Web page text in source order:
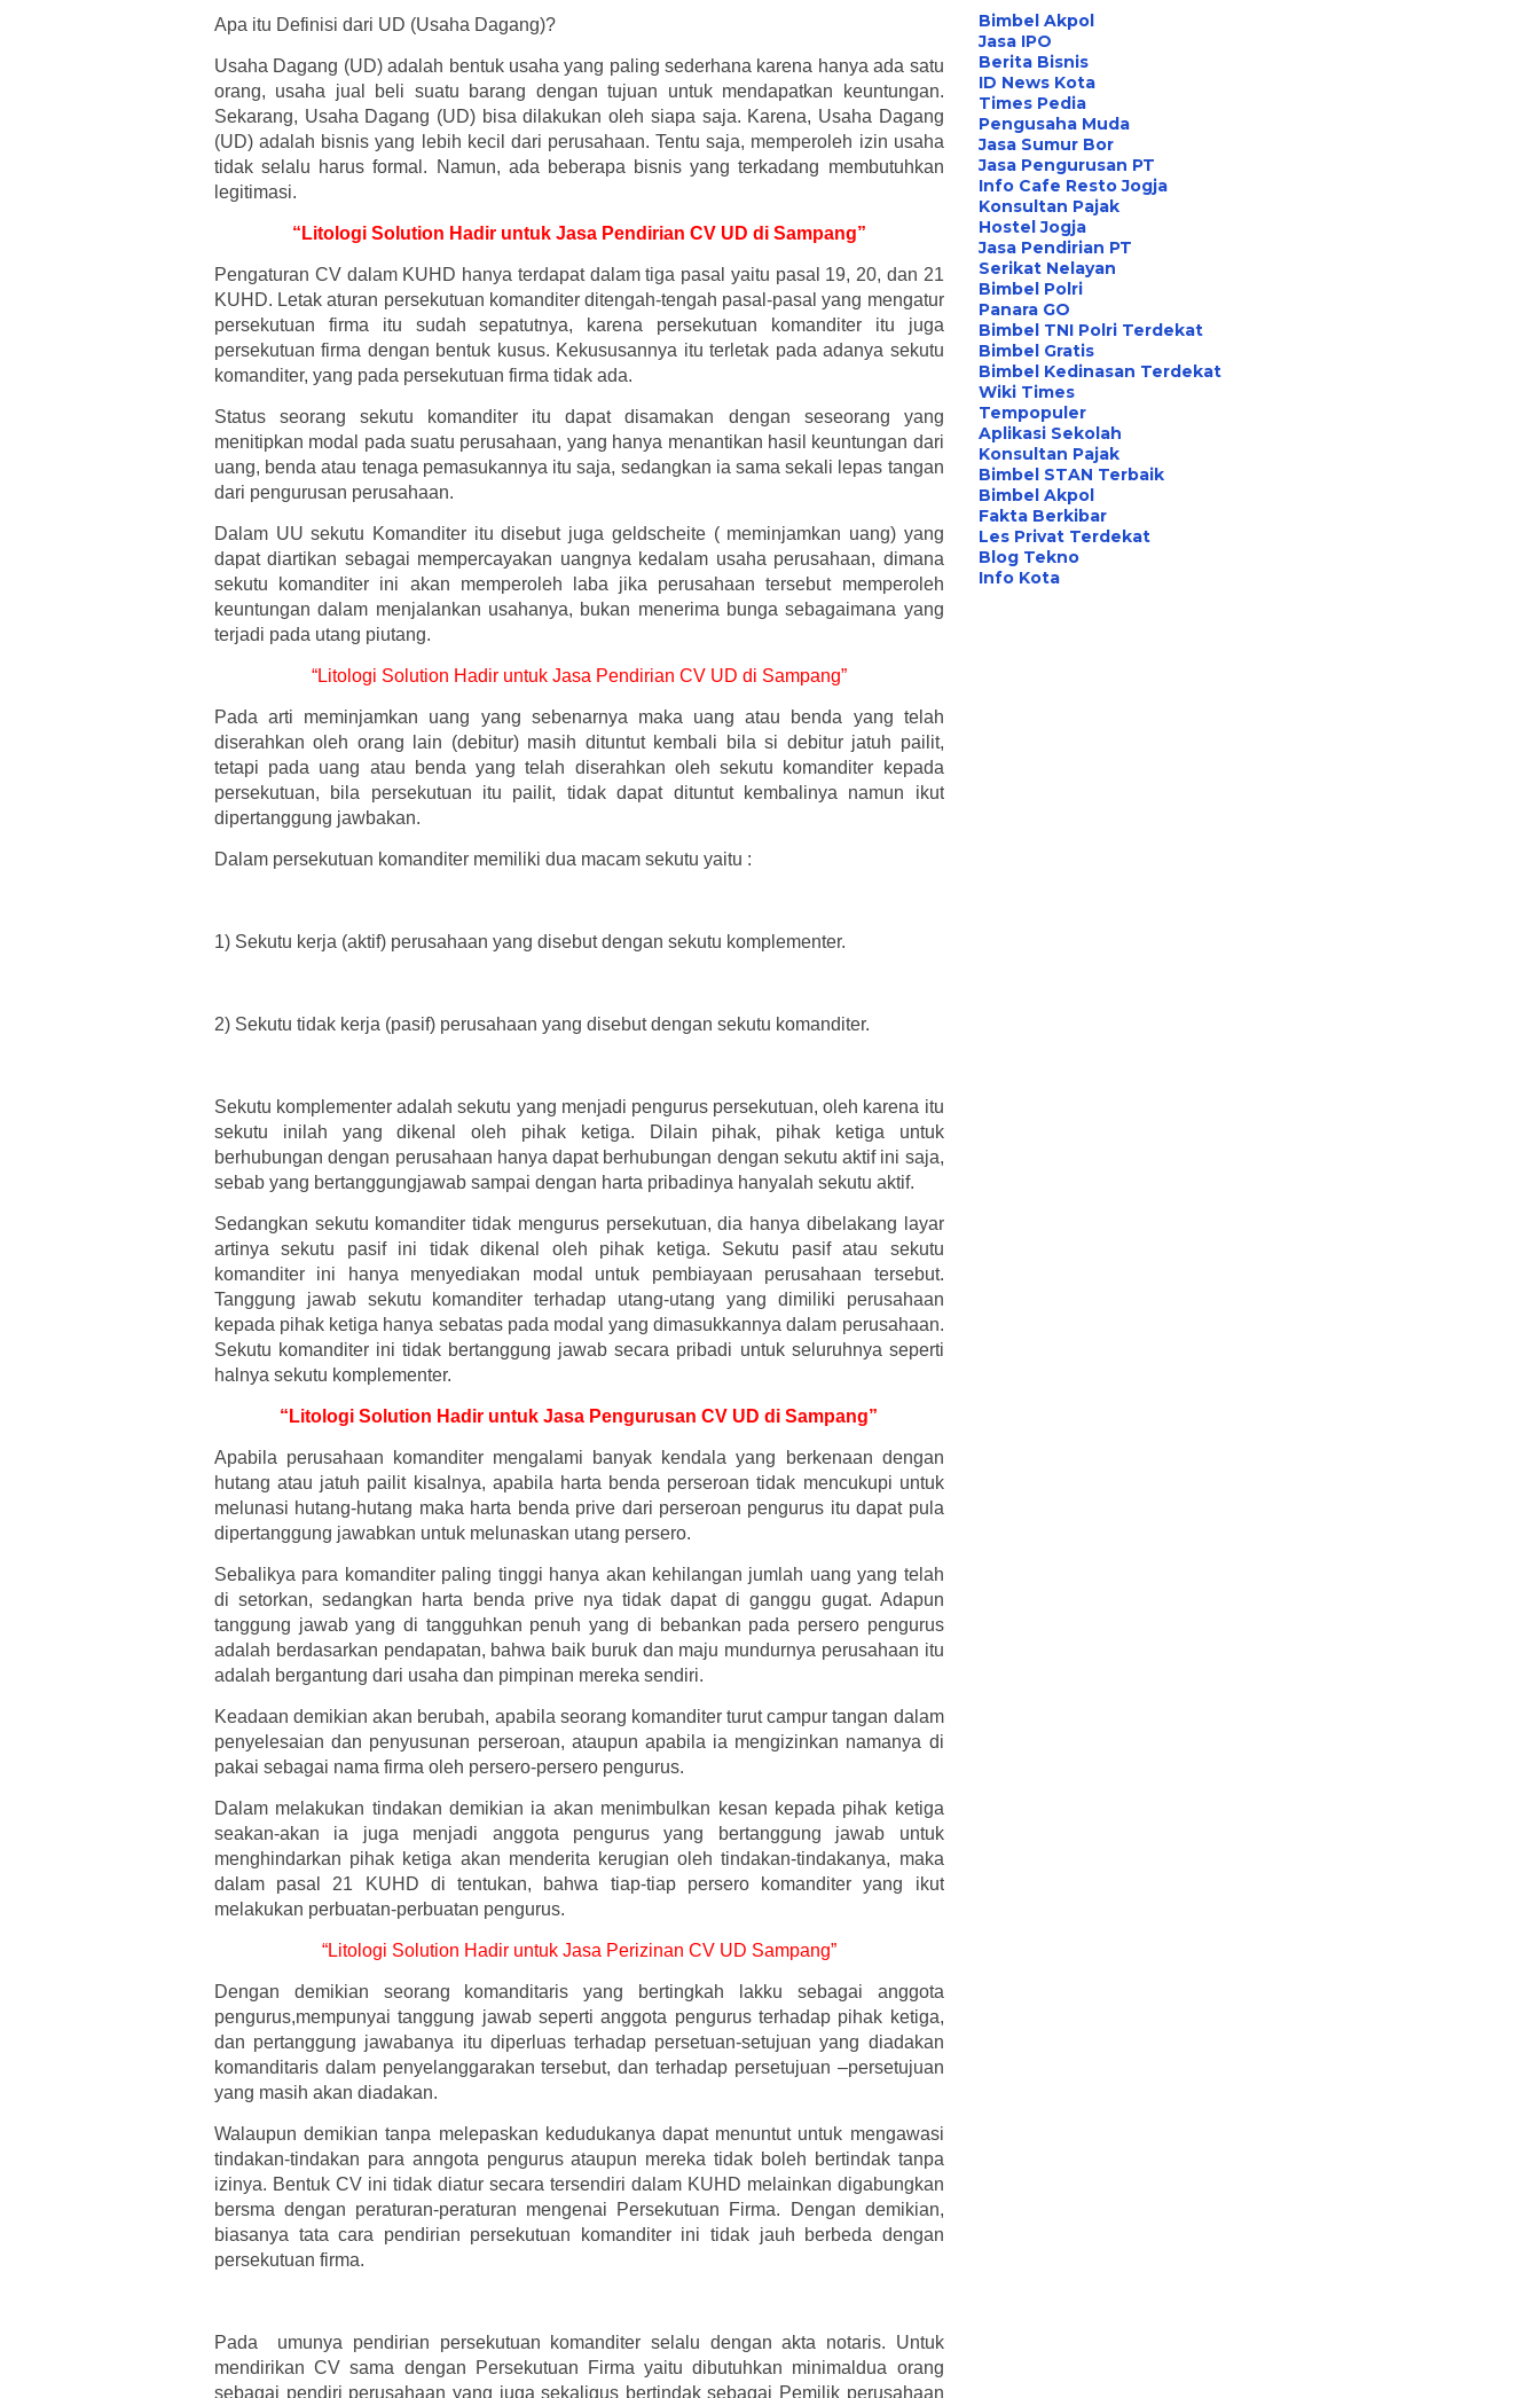
Apa itu Definisi dari UD (Usaha Dagang)?
Usaha Dagang (UD) adalah bentuk usaha yang paling sederhana karena hanya ada satu
orang, usaha jual beli suatu barang dengan tujuan untuk mendapatkan keuntungan.
Sekarang, Usaha Dagang (UD) bisa dilakukan oleh siapa saja. Karena, Usaha Dagang
(UD) adalah bisnis yang lebih kecil dari perusahaan. Tentu saja, memperoleh izin usaha
tidak selalu harus formal. Namun, ada beberapa bisnis yang terkadang membutuhkan
legitimasi.
“Litologi Solution Hadir untuk Jasa Pendirian CV UD di Sampang”
Pengaturan CV dalam KUHD hanya terdapat dalam tiga pasal yaitu pasal 19, 20, dan 21
KUHD. Letak aturan persekutuan komanditer ditengah-tengah pasal-pasal yang mengatur
persekutuan firma itu sudah sepatutnya, karena persekutuan komanditer itu juga
persekutuan firma dengan bentuk kusus. Kekususannya itu terletak pada adanya sekutu
komanditer, yang pada persekutuan firma tidak ada.
Status seorang sekutu komanditer itu dapat disamakan dengan seseorang yang
menitipkan modal pada suatu perusahaan, yang hanya menantikan hasil keuntungan dari
uang, benda atau tenaga pemasukannya itu saja, sedangkan ia sama sekali lepas tangan
dari pengurusan perusahaan.
Dalam UU sekutu Komanditer itu disebut juga geldscheite ( meminjamkan uang) yang
dapat diartikan sebagai mempercayakan uangnya kedalam usaha perusahaan, dimana
sekutu komanditer ini akan memperoleh laba jika perusahaan tersebut memperoleh
keuntungan dalam menjalankan usahanya, bukan menerima bunga sebagaimana yang
terjadi pada utang piutang.
“Litologi Solution Hadir untuk Jasa Pendirian CV UD di Sampang”
Pada arti meminjamkan uang yang sebenarnya maka uang atau benda yang telah
diserahkan oleh orang lain (debitur) masih dituntut kembali bila si debitur jatuh pailit,
tetapi pada uang atau benda yang telah diserahkan oleh sekutu komanditer kepada
persekutuan, bila persekutuan itu pailit, tidak dapat dituntut kembalinya namun ikut
dipertanggung jawbakan.
Dalam persekutuan komanditer memiliki dua macam sekutu yaitu :
1) Sekutu kerja (aktif) perusahaan yang disebut dengan sekutu komplementer.
2) Sekutu tidak kerja (pasif) perusahaan yang disebut dengan sekutu komanditer.
Sekutu komplementer adalah sekutu yang menjadi pengurus persekutuan, oleh karena itu
sekutu inilah yang dikenal oleh pihak ketiga. Dilain pihak, pihak ketiga untuk
berhubungan dengan perusahaan hanya dapat berhubungan dengan sekutu aktif ini saja,
sebab yang bertanggungjawab sampai dengan harta pribadinya hanyalah sekutu aktif.
Sedangkan sekutu komanditer tidak mengurus persekutuan, dia hanya dibelakang layar
artinya sekutu pasif ini tidak dikenal oleh pihak ketiga. Sekutu pasif atau sekutu
komanditer ini hanya menyediakan modal untuk pembiayaan perusahaan tersebut.
Tanggung jawab sekutu komanditer terhadap utang-utang yang dimiliki perusahaan
kepada pihak ketiga hanya sebatas pada modal yang dimasukkannya dalam perusahaan.
Sekutu komanditer ini tidak bertanggung jawab secara pribadi untuk seluruhnya seperti
halnya sekutu komplementer.
“Litologi Solution Hadir untuk Jasa Pengurusan CV UD di Sampang”
Apabila perusahaan komanditer mengalami banyak kendala yang berkenaan dengan
hutang atau jatuh pailit kisalnya, apabila harta benda perseroan tidak mencukupi untuk
melunasi hutang-hutang maka harta benda prive dari perseroan pengurus itu dapat pula
dipertanggung jawabkan untuk melunaskan utang persero.
Sebalikya para komanditer paling tinggi hanya akan kehilangan jumlah uang yang telah
di setorkan, sedangkan harta benda prive nya tidak dapat di ganggu gugat. Adapun
tanggung jawab yang di tangguhkan penuh yang di bebankan pada persero pengurus
adalah berdasarkan pendapatan, bahwa baik buruk dan maju mundurnya perusahaan itu
adalah bergantung dari usaha dan pimpinan mereka sendiri.
Keadaan demikian akan berubah, apabila seorang komanditer turut campur tangan dalam
penyelesaian dan penyusunan perseroan, ataupun apabila ia mengizinkan namanya di
pakai sebagai nama firma oleh persero-persero pengurus.
Dalam melakukan tindakan demikian ia akan menimbulkan kesan kepada pihak ketiga
seakan-akan ia juga menjadi anggota pengurus yang bertanggung jawab untuk
menghindarkan pihak ketiga akan menderita kerugian oleh tindakan-tindakanya, maka
dalam pasal 21 KUHD di tentukan, bahwa tiap-tiap persero komanditer yang ikut
melakukan perbuatan-perbuatan pengurus.
“Litologi Solution Hadir untuk Jasa Perizinan CV UD Sampang”
Dengan demikian seorang komanditaris yang bertingkah lakku sebagai anggota
pengurus,mempunyai tanggung jawab seperti anggota pengurus terhadap pihak ketiga,
dan pertanggung jawabanya itu diperluas terhadap persetuan-setujuan yang diadakan
komanditaris dalam penyelanggarakan tersebut, dan terhadap persetujuan –persetujuan
yang masih akan diadakan.
Walaupun demikian tanpa melepaskan kedudukanya dapat menuntut untuk mengawasi
tindakan-tindakan para anngota pengurus ataupun mereka tidak boleh bertindak tanpa
izinya. Bentuk CV ini tidak diatur secara tersendiri dalam KUHD melainkan digabungkan
bersma dengan peraturan-peraturan mengenai Persekutuan Firma. Dengan demikian,
biasanya tata cara pendirian persekutuan komanditer ini tidak jauh berbeda dengan
persekutuan firma.
Pada umunya pendirian persekutuan komanditer selalu dengan akta notaris. Untuk
mendirikan CV sama dengan Persekutuan Firma yaitu dibutuhkan minimaldua orang
sebagai pendiri perusahaan yang juga sekaligus bertindak sebagai Pemilik perusahaan
Bimbel Akpol
Jasa IPO
Berita Bisnis
ID News Kota
Times Pedia
Pengusaha Muda
Jasa Sumur Bor
Jasa Pengurusan PT
Info Cafe Resto Jogja
Konsultan Pajak
Hostel Jogja
Jasa Pendirian PT
Serikat Nelayan
Bimbel Polri
Panara GO
Bimbel TNI Polri Terdekat
Bimbel Gratis
Bimbel Kedinasan Terdekat
Wiki Times
Tempopuler
Aplikasi Sekolah
Konsultan Pajak
Bimbel STAN Terbaik
Bimbel Akpol
Fakta Berkibar
Les Privat Terdekat
Blog Tekno
Info Kota